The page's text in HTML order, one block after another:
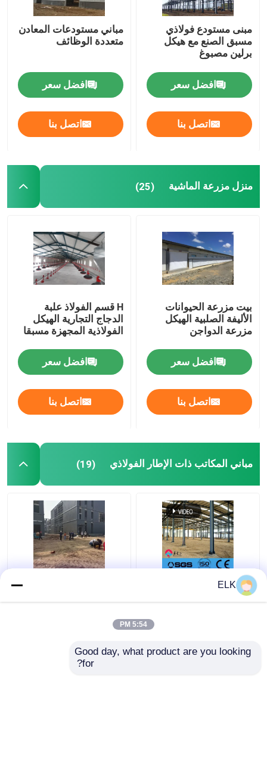
مبنى مستودع فولاذي
مسبق الصنع مع هيكل
برلين مصبوغ
افضل سعر
اتصل بنا
مباني مستودعات المعادن
متعددة الوظائف
افضل سعر
اتصل بنا
منزل مزرعة الماشية (25)
بيت مزرعة الحيوانات
الأليفة الصلبية الهيكل
مزرعة الدواجن
افضل سعر
اتصل بنا
H قسم الفولاذ علبة
الدجاج التجارية الهيكل
الفولاذية المجهزة مسبقا
افضل سعر
اتصل بنا
مباني المكاتب ذات الإطار الفولاذي (19)
مباني مكاتب ذات إطار
فولاذي مدلفن على
Q355B مبنى مكتبية ذات
ELK
5:54 PM
Good day, what product are you looking
for?